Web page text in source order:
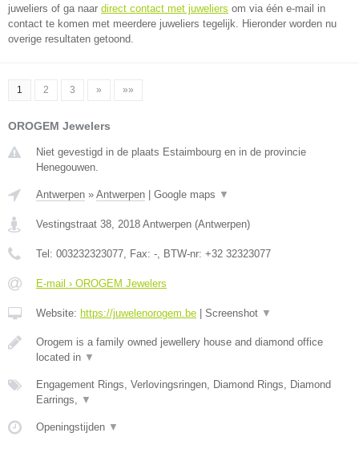
juweliers of ga naar direct contact met juweliers om via één e-mail in
contact te komen met meerdere juweliers tegelijk. Hieronder worden nu
overige resultaten getoond.
1 2 3 » »»
OROGEM Jewelers
Niet gevestigd in de plaats Estaimbourg en in de provincie
Henegouwen.
Antwerpen » Antwerpen Google maps ▼
Vestingstraat 38, 2018 Antwerpen (Antwerpen)
Tel: 003232323077, Fax: -, BTW-nr: +32 32323077
E-mail › OROGEM Jewelers
Website: https://juwelenorogem.be Screenshot ▼
Orogem is a family owned jewellery house and diamond office
located in ▼
Engagement Rings, Verlovingsringen, Diamond Rings, Diamond
Earrings, ▼
Openingstijden ▼